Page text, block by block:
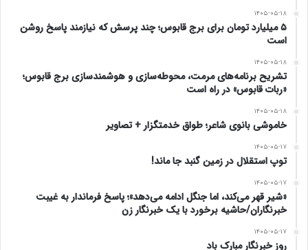
۱۴۰۵-۰۵-۱۸
۵ میلیارد تومان برای برج قابوس؛ چند پرسش که نیازمند پاسخ روشن
است
۱۴۰۵-۰۵-۱۸
تشریح برنامه‌های مرمت، محوطه‌سازی و هوشمندسازی برج قابوس؛
«ربات قابوس» در راه است
۱۴۰۵-۰۵-۱۸
خاموشی بانوی شاعر؛ طواق خدمتگزار + تصاویر
۱۴۰۵-۰۵-۱۷
توپ استقلال در زمین گنبد جا ماند!
۱۴۰۵-۰۵-۱۷
«شیر قهر می‌کند، اما جنگل ادامه می‌دهد»؛ پاسخ فرماندار به غیبت
خبرنگاران/حاشیه برخورد با یک خبرنگار زن
۱۴۰۵-۰۵-۱۷
روز خبرنگار مبارک باد